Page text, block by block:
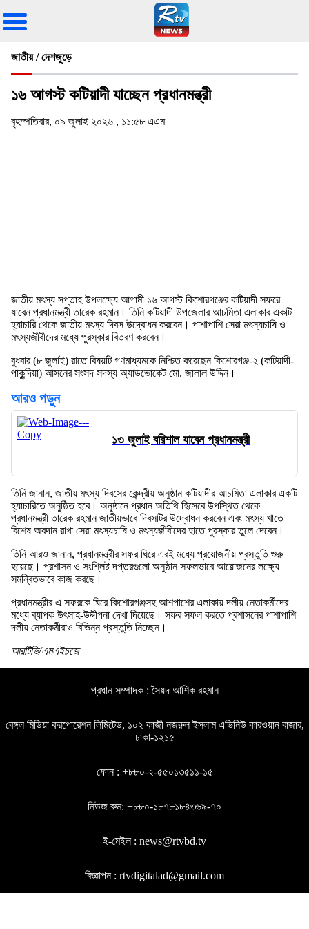
জাতীয় / দেশজুড়ে
১৬ আগস্ট কটিয়াদী যাচ্ছেন প্রধানমন্ত্রী
বৃহস্পতিবার, ০৯ জুলাই ২০২৬ , ১১:৫৮ এএম
জাতীয় মৎস্য সপ্তাহ উপলক্ষ্যে আগামী ১৬ আগস্ট কিশোরগঞ্জের কটিয়াদী সফরে
যাবেন প্রধানমন্ত্রী তারেক রহমান। তিনি কটিয়াদী উপজেলার আচমিতা এলাকার একটি
হ্যাচারি থেকে জাতীয় মৎস্য দিবস উদ্বোধন করবেন। পাশাপাশি সেরা মৎস্যচাষি ও
মৎস্যজীবীদের মধ্যে পুরস্কার বিতরণ করবেন।
বুধবার (৮ জুলাই) রাতে বিষয়টি গণমাধ্যমকে নিশ্চিত করেছেন কিশোরগঞ্জ-২ (কটিয়াদী-
পাকুন্দিয়া) আসনের সংসদ সদস্য অ্যাডভোকেট মো. জালাল উদ্দিন।
আরও পড়ুন
১৩ জুলাই বরিশাল যাবেন প্রধানমন্ত্রী
তিনি জানান, জাতীয় মৎস্য দিবসের কেন্দ্রীয় অনুষ্ঠান কটিয়াদীর আচমিতা এলাকার একটি
হ্যাচারিতে অনুষ্ঠিত হবে। অনুষ্ঠানে প্রধান অতিথি হিসেবে উপস্থিত থেকে
প্রধানমন্ত্রী তারেক রহমান জাতীয়ভাবে দিবসটির উদ্বোধন করবেন এবং মৎস্য খাতে
বিশেষ অবদান রাখা সেরা মৎস্যচাষি ও মৎস্যজীবীদের হাতে পুরস্কার তুলে দেবেন।
তিনি আরও জানান, প্রধানমন্ত্রীর সফর ঘিরে এরই মধ্যে প্রয়োজনীয় প্রস্তুতি শুরু
হয়েছে। প্রশাসন ও সংশ্লিষ্ট দপ্তরগুলো অনুষ্ঠান সফলভাবে আয়োজনের লক্ষ্যে
সমন্বিতভাবে কাজ করছে।
প্রধানমন্ত্রীর এ সফরকে ঘিরে কিশোরগঞ্জসহ আশপাশের এলাকায় দলীয় নেতাকর্মীদের
মধ্যে ব্যাপক উৎসাহ-উদ্দীপনা দেখা দিয়েছে। সফর সফল করতে প্রশাসনের পাশাপাশি
দলীয় নেতাকর্মীরাও বিভিন্ন প্রস্তুতি নিচ্ছেন।
আরটিভি/এমএইচজে
প্রধান সম্পাদক : সৈয়দ আশিক রহমান
বেঙ্গল মিডিয়া করপোরেশন লিমিটেড, ১০২ কাজী নজরুল ইসলাম এভিনিউ কারওয়ান বাজার,
ঢাকা-১২১৫
ফোন : +৮৮০-২-৫৫০১৩৫১১-১৫
নিউজ রুম: +৮৮০-১৮৭৮১৮৪৩৬৯-৭০
ই-মেইল : news@rtvbd.tv
বিজ্ঞাপন : rtvdigitalad@gmail.com